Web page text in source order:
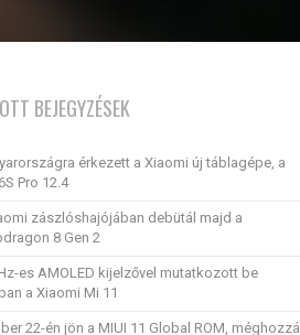
BEJEGYZÉSEK
érkezett a Xiaomi új táblagépe, a
Pro 12.4
zászlóshajójában debütál majd a
8 Gen 2
es AMOLED kijelzővel mutatkozott be
a Xiaomi Mi 11
22-én jön a MIUI 11 Global ROM, méghozzá